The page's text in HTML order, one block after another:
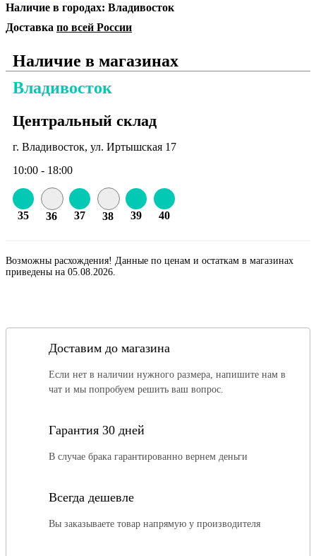
Наличие в городах: Владивосток
Доставка по всей России
Наличие в магазинах
Владивосток
Центральный склад
г. Владивосток, ул. Иртышская 17
10:00 - 18:00
35 36 37 38 39 40
Возможны расхождения! Данные по ценам и остаткам в магазинах
приведены на 05.08.2026.
Доставим до магазина
Если нет в наличии нужного размера, напишите нам в
чат и мы попробуем решить ваш вопрос.
Гарантия 30 дней
В случае брака гарантированно вернем деньги
Всегда дешевле
Вы заказываете товар напрямую у производителя